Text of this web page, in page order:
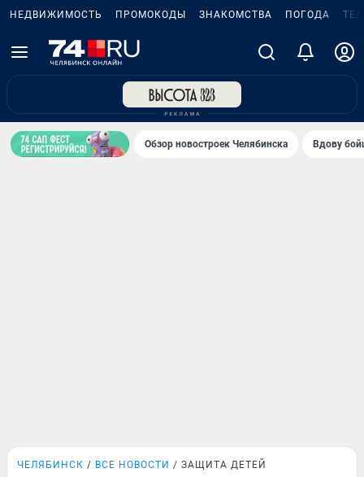
НЕДВИЖИМОСТЬ ПРОМОКОДЫ ЗНАКОМСТВА ПОГОДА
Обзор новостроек Челябинска Вдову
ЧЕЛЯБИНСК ВСЕ НОВОСТИ ЗАЩИТА ДЕТЕЙ